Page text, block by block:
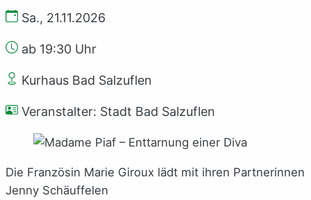
Sa., 21.11.2026
ab 19:30 Uhr
Kurhaus Bad Salzuflen
Veranstalter: Stadt Bad Salzuflen
Die Französin Marie Giroux lädt mit ihren Partnerinnen
Jenny Schäuffelen